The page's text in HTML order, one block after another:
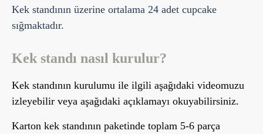
Kek standının üzerine ortalama 24 adet cupcake
sığmaktadır.
Kek standı nasıl kurulur?
Kek standının kurulumu ile ilgili aşağıdaki videomuzu
izleyebilir veya aşağıdaki açıklamayı okuyabilirsiniz.
Karton kek standının paketinde toplam 5-6 parça